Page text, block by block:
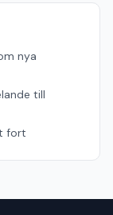
nya
till
fort